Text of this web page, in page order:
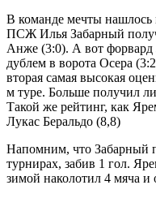
В команде мечты
ПСЖ Илья Забарный
Анже (3:0). А вот
дублем в ворота Осера
вторая самая высокая
м туре. Больше получил
Такой же рейтинг, как
Лукас Беральдо (8,8)
Напомним, что Забарный
турнирах, забив 1 гол.
зимой наколотил 4 мяча и